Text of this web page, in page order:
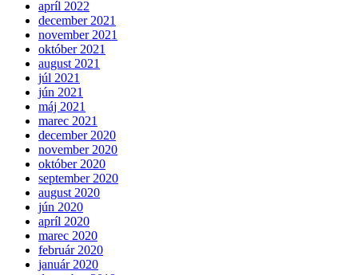
apríl 2022
december 2021
november 2021
október 2021
august 2021
júl 2021
jún 2021
máj 2021
marec 2021
december 2020
november 2020
október 2020
september 2020
august 2020
jún 2020
apríl 2020
marec 2020
február 2020
január 2020